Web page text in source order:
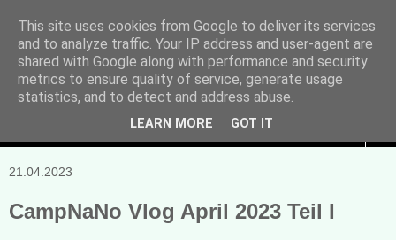
Manuela Sonntag
Bücher, Blogs & mehr
21.04.2023
CampNaNo Vlog April 2023 Teil I
This site uses cookies from Google to deliver its services
and to analyze traffic. Your IP address and user-agent are
shared with Google along with performance and security
metrics to ensure quality of service, generate usage
statistics, and to detect and address abuse.
LEARN MORE GOT IT